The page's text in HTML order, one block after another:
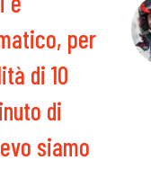
per
di 10
di
siamo